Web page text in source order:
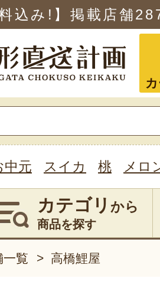
込み!】掲載店舗
中元 スイカ 桃 メロ
カテゴリ から
商品を探す
一覧 > 高橋鯉屋